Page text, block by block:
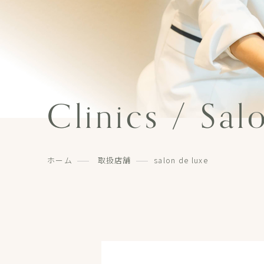
Clinics /
ホーム 取扱店舗 salon de luxe